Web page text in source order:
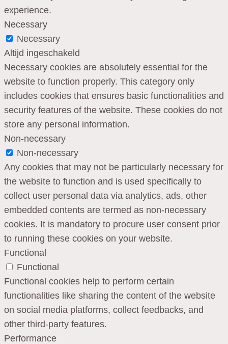
experience.
Necessary
Necessary
Altijd ingeschakeld
Necessary cookies are absolutely essential for the
website to function properly. This category only
includes cookies that ensures basic functionalities and
security features of the website. These cookies do not
store any personal information.
Non-necessary
Non-necessary
Any cookies that may not be particularly necessary for
the website to function and is used specifically to
collect user personal data via analytics, ads, other
embedded contents are termed as non-necessary
cookies. It is mandatory to procure user consent prior
to running these cookies on your website.
Functional
Functional
Functional cookies help to perform certain
functionalities like sharing the content of the website
on social media platforms, collect feedbacks, and
other third-party features.
Performance